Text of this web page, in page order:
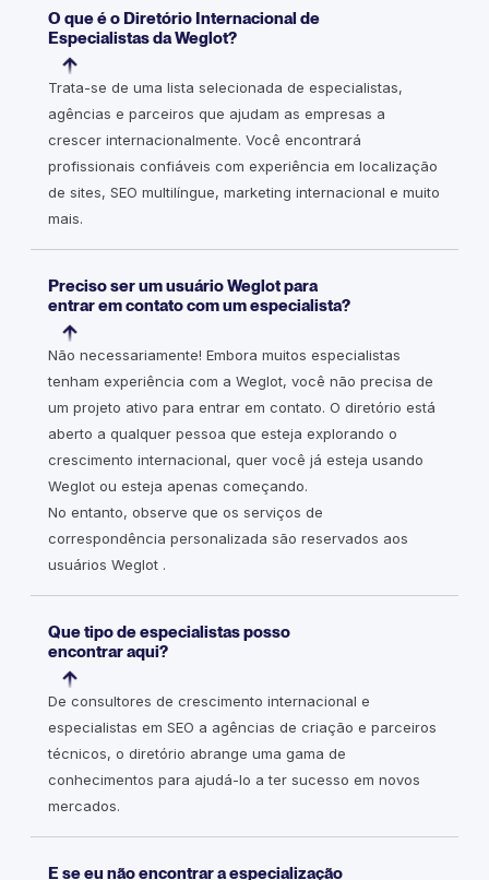
O que é o Diretório Internacional de
Especialistas da Weglot?
Trata-se de uma lista selecionada de especialistas,
agências e parceiros que ajudam as empresas a
crescer internacionalmente. Você encontrará
profissionais confiáveis com experiência em localização
de sites, SEO multilíngue, marketing internacional e muito
mais.
Preciso ser um usuário Weglot para
entrar em contato com um especialista?
Não necessariamente! Embora muitos especialistas
tenham experiência com a Weglot, você não precisa de
um projeto ativo para entrar em contato. O diretório está
aberto a qualquer pessoa que esteja explorando o
crescimento internacional, quer você já esteja usando
Weglot ou esteja apenas começando.
No entanto, observe que os serviços de
correspondência personalizada são reservados aos
usuários Weglot .
Que tipo de especialistas posso
encontrar aqui?
De consultores de crescimento internacional e
especialistas em SEO a agências de criação e parceiros
técnicos, o diretório abrange uma gama de
conhecimentos para ajudá-lo a ter sucesso em novos
mercados.
E se eu não encontrar a especialização